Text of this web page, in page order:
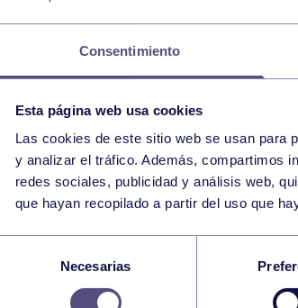
Consentimiento
Esta página web usa cookies
Las cookies de este sitio web se usan para
y analizar el tráfico. Además, compartimos
redes sociales, publicidad y análisis web,
que hayan recopilado a partir del uso que
consentimiento
NecesariasEL